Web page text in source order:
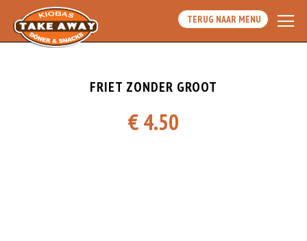
TERUG NAAR MENU
FRIET ZONDER GROOT
€ 4.50